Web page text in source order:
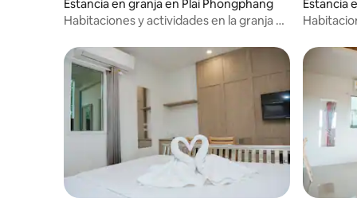
maravillosos, si deseas ver la vida rural
real, El Jardín Amphawa es la respuesta
vida local de Amphawa. Servimos como
familia.Se siente como quedarse en la
casa de un amigo.Nosotros nos
encargamos bien de nuestros clientes.Si
quieres vivir como un nativo o estudiar
cosas tradicionales, ven aquí.
Estancia en granja en Plai Phongphang
Habitaciones y actividades en la granja de
Estancia